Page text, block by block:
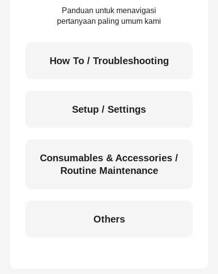
Panduan untuk menavigasi
pertanyaan paling umum kami
How To / Troubleshooting
Setup / Settings
Consumables & Accessories /
Routine Maintenance
Others